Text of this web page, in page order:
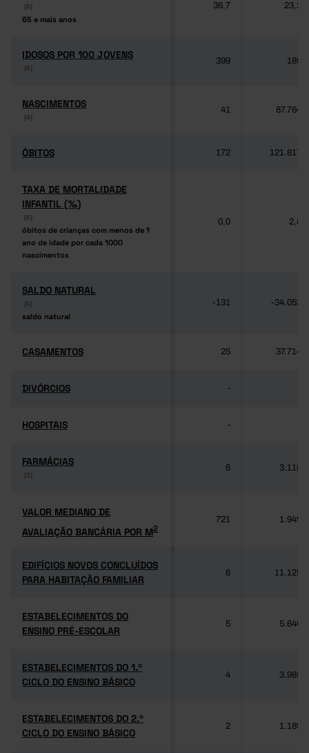
(6)
65 e mais anos
(6)
65 e mais anos
36,7 23,2
IDOSOS POR 100 JOVENS
(6)
IDOSOS POR 100 JOVENS
(6)
399 189
NASCIMENTOS
(4)
NASCIMENTOS
(4)
41 87.764
ÓBITOS
ÓBITOS 172 121.817
TAXA DE MORTALIDADE
INFANTIL (‰)
(6)
óbitos de crianças com menos de 1
ano de idade por cada 1000
nascimentos
TAXA DE MORTALIDADE
INFANTIL (‰)
(6)
óbitos de crianças com menos de 1
ano de idade por cada 1000
nascimentos
0,0 2,8
SALDO NATURAL
(6)
saldo natural
SALDO NATURAL
(6)
saldo natural
-131 -34.053
CASAMENTOS
CASAMENTOS 25 37.714
DIVÓRCIOS
DIVÓRCIOS -
HOSPITAIS
HOSPITAIS -
FARMÁCIAS
(3)
FARMÁCIAS
(3)
6 3.118
VALOR MEDIANO DE
AVALIAÇÃO BANCÁRIA POR M2
VALOR MEDIANO DE
AVALIAÇÃO BANCÁRIA POR M2
721 1.949
EDIFÍCIOS NOVOS CONCLUÍDOS
PARA HABITAÇÃO FAMILIAR
EDIFÍCIOS NOVOS CONCLUÍDOS
PARA HABITAÇÃO FAMILIAR
6 11.125
ESTABELECIMENTOS DO
ENSINO PRÉ-ESCOLAR
ESTABELECIMENTOS DO
ENSINO PRÉ-ESCOLAR
5 5.640
ESTABELECIMENTOS DO 1.º
CICLO DO ENSINO BÁSICO
ESTABELECIMENTOS DO 1.º
CICLO DO ENSINO BÁSICO
4 3.985
ESTABELECIMENTOS DO 2.º
CICLO DO ENSINO BÁSICO
ESTABELECIMENTOS DO 2.º
CICLO DO ENSINO BÁSICO
2 1.189